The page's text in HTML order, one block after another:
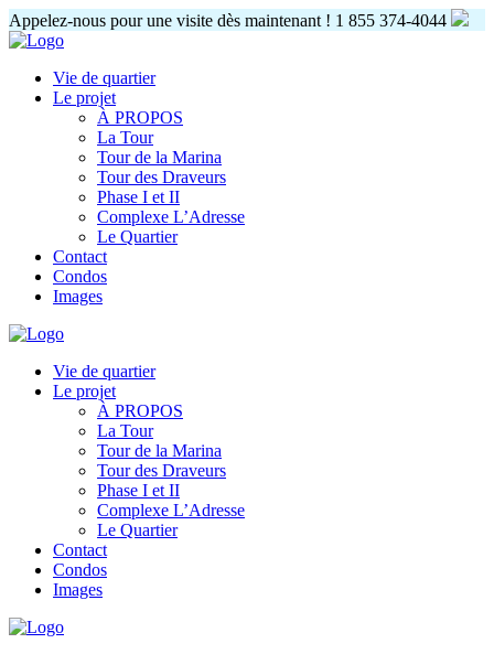
Appelez-nous pour une visite dès maintenant ! 1 855 374-4044
Vie de quartier
Le projet
À PROPOS
La Tour
Tour de la Marina
Tour des Draveurs
Phase I et II
Complexe L’Adresse
Le Quartier
Contact
Condos
Images
Vie de quartier
Le projet
À PROPOS
La Tour
Tour de la Marina
Tour des Draveurs
Phase I et II
Complexe L’Adresse
Le Quartier
Contact
Condos
Images